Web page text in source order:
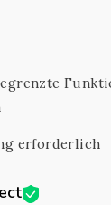
erforderlich